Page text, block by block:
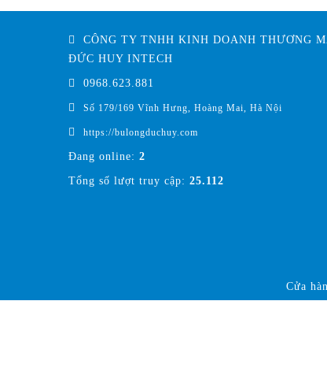
CÔNG TY TNHH KINH DOANH THƯƠNG
ĐỨC HUY INTECH
0968.623.881
Số 179/169 Vĩnh Hưng, Hoàng Mai, Hà Nội
https://bulongduchuy.com
Đang online: 2
Tổng số lượt truy cập: 25.112
Cửa